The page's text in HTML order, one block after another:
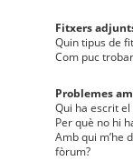
Fitxers
Quin tipus de
Com puc
Problemes
Qui ha escrit
Per què no hi
Amb qui m’he
fòrum?